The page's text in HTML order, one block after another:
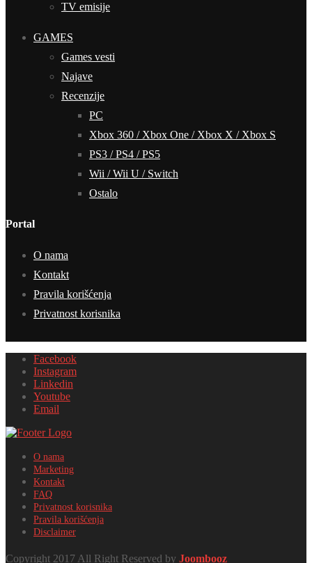
TV emisije
GAMES
Games vesti
Najave
Recenzije
PC
Xbox 360 / Xbox One / Xbox X / Xbox S
PS3 / PS4 / PS5
Wii / Wii U / Switch
Ostalo
Portal
O nama
Kontakt
Pravila korišćenja
Privatnost korisnika
Facebook
Instagram
Linkedin
Youtube
Email
O nama
Marketing
Kontakt
FAQ
Privatnost korisnika
Pravila korišćenja
Disclaimer
Copyright 2017 All Right Reserved by Joombooz